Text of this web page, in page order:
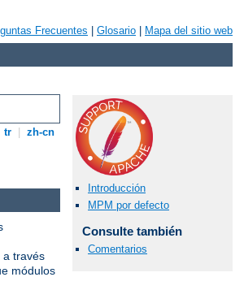
Frecuentes Glosario Mapa del sitio web
tr zh-cn
Introducción
MPM por defecto
Consulte también
Comentarios
a través
módulos